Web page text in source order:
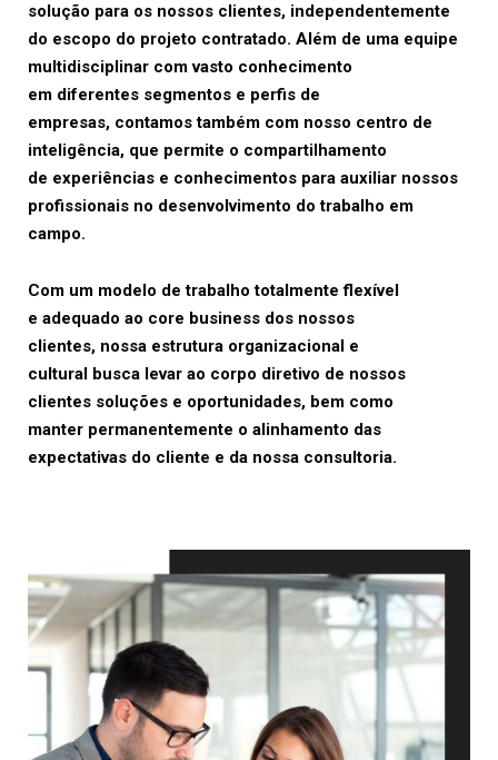
solução para os nossos clientes, independentemente
do escopo do projeto contratado. Além de uma equipe
multidisciplinar com vasto conhecimento
em diferentes segmentos e perfis de
empresas, contamos também com nosso centro de
inteligência, que permite o compartilhamento
de experiências e conhecimentos para auxiliar nossos
profissionais no desenvolvimento do trabalho em
campo.
Com um modelo de trabalho totalmente flexível
e adequado ao core business dos nossos
clientes, nossa estrutura organizacional e
cultural busca levar ao corpo diretivo de nossos
clientes soluções e oportunidades, bem como
manter permanentemente o alinhamento das
expectativas do cliente e da nossa consultoria.